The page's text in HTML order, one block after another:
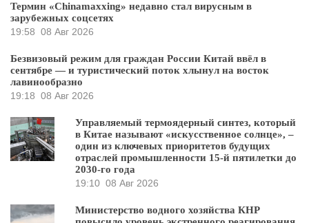
Термин «Chinamaxxing» недавно стал вирусным в
зарубежных соцсетях
19:58 08 Авг 2026
Безвизовый режим для граждан России Китай ввёл в
сентябре — и туристический поток хлынул на восток
лавинообразно
19:18 08 Авг 2026
Управляемый термоядерный синтез, который
в Китае называют «искусственное солнце», –
один из ключевых приоритетов будущих
отраслей промышленности 15-й пятилетки до
2030-го года
19:10 08 Авг 2026
Министерство водного хозяйства КНР